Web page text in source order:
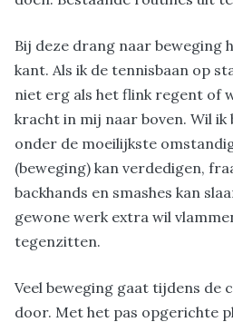
Bij deze drang naar beweging
kant. Als ik de tennisbaan op
niet erg als het flink regent of
kracht in mij naar boven. Wil ik
onder de moeilijkste
(beweging) kan verdedigen,
backhands en smashes kan
gewone werk extra wil
tegenzitten.
Veel beweging gaat tijdens de
door. Met het pas opgerichte